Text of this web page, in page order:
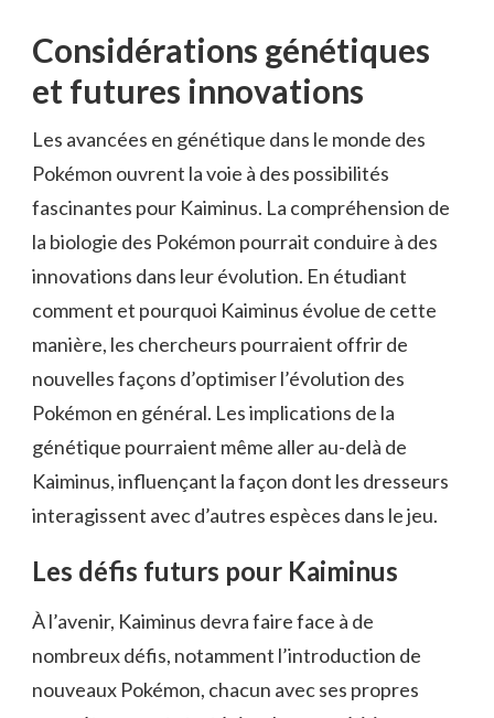
Considérations génétiques
et futures innovations
Les avancées en génétique dans le monde des
Pokémon ouvrent la voie à des possibilités
fascinantes pour Kaiminus. La compréhension de
la biologie des Pokémon pourrait conduire à des
innovations dans leur évolution. En étudiant
comment et pourquoi Kaiminus évolue de cette
manière, les chercheurs pourraient offrir de
nouvelles façons d’optimiser l’évolution des
Pokémon en général. Les implications de la
génétique pourraient même aller au-delà de
Kaiminus, influençant la façon dont les dresseurs
interagissent avec d’autres espèces dans le jeu.
Les défis futurs pour Kaiminus
À l’avenir, Kaiminus devra faire face à de
nombreux défis, notamment l’introduction de
nouveaux Pokémon, chacun avec ses propres